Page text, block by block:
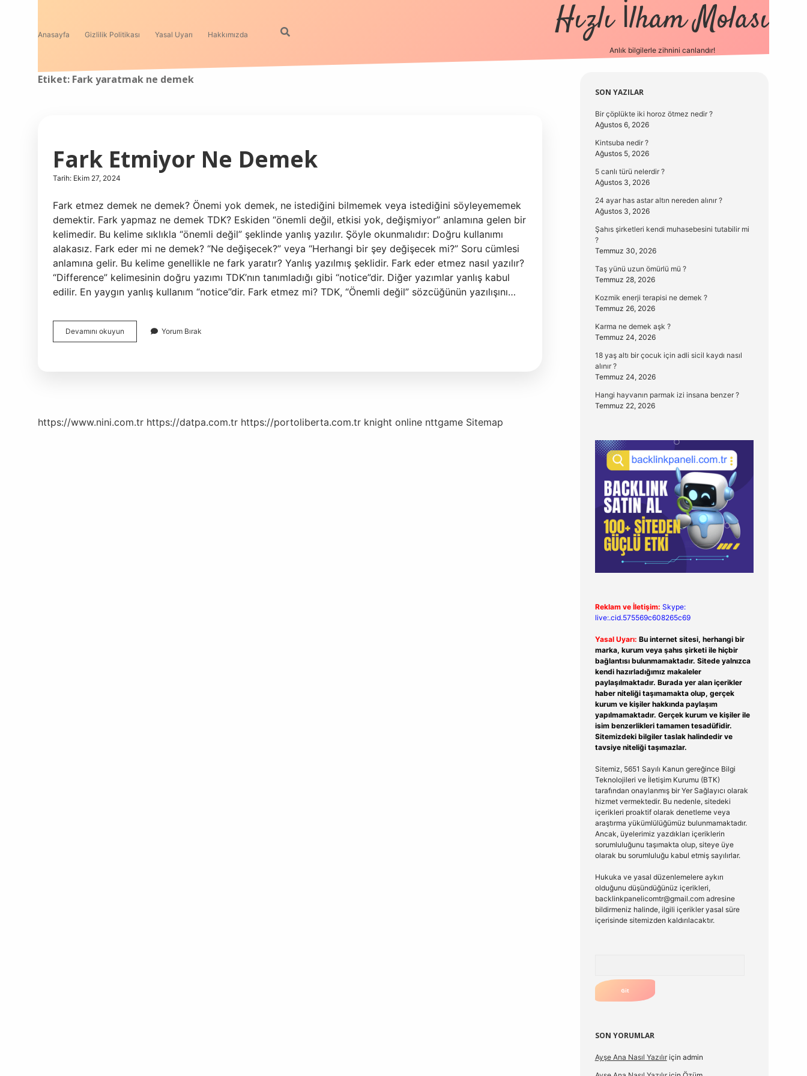
Anasayfa Gizlilik Politikası Yasal Uyarı Hakkımızda Hızlı İlham Molası
Anlık bilgilerle zihnini canlandır!
Etiket: Fark yaratmak ne demek
Fark Etmiyor Ne Demek
Tarih: Ekim 27, 2024
Fark etmez demek ne demek? Önemi yok demek, ne istediğini bilmemek veya istediğini söyleyememek
demektir. Fark yapmaz ne demek TDK? Eskiden “önemli değil, etkisi yok, değişmiyor” anlamına gelen bir
kelimedir. Bu kelime sıklıkla “önemli değil” şeklinde yanlış yazılır. Şöyle okunmalıdır: Doğru kullanımı
alakasız. Fark eder mi ne demek? “Ne değişecek?” veya “Herhangi bir şey değişecek mi?” Soru cümlesi
anlamına gelir. Bu kelime genellikle ne fark yaratır? Yanlış yazılmış şeklidir. Fark eder etmez nasıl yazılır?
“Difference” kelimesinin doğru yazımı TDK’nın tanımladığı gibi “notice”dir. Diğer yazımlar yanlış kabul
edilir. En yaygın yanlış kullanım “notice”dir. Fark etmez mi? TDK, “Önemli değil” sözcüğünün yazılışını…
Devamını okuyun
Etmiyor
Yorum Bırak
https://www.nini.com.tr https://datpa.com.tr https://portoliberta.com.tr knight online nttgame Sitemap
Sidebar
SON YAZILAR
Bir çöplükte iki horoz ötmez nedir ?
Ağustos 6, 2026
Kintsuba nedir ?
Ağustos 5, 2026
5 canlı türü nelerdir ?
Ağustos 3, 2026
24 ayar has astar altın nereden alınır ?
Ağustos 3, 2026
Şahıs şirketleri kendi muhasebesini tutabilir mi
?
Temmuz 30, 2026
Taş yünü uzun ömürlü mü ?
Temmuz 28, 2026
Kozmik enerji terapisi ne demek ?
Temmuz 26, 2026
Karma ne demek aşk ?
Temmuz 24, 2026
18 yaş altı bir çocuk için adli sicil kaydı nasıl
alınır ?
Temmuz 24, 2026
Hangi hayvanın parmak izi insana benzer ?
Temmuz 22, 2026
Reklam ve İletişim: Skype:
live:.cid.575569c608265c69
Yasal Uyarı: Bu internet sitesi, herhangi bir
marka, kurum veya şahıs şirketi ile hiçbir
bağlantısı bulunmamaktadır. Sitede yalnızca
kendi hazırladığımız makaleler
paylaşılmaktadır. Burada yer alan içerikler
haber niteliği taşımamakta olup, gerçek
kurum ve kişiler hakkında paylaşım
yapılmamaktadır. Gerçek kurum ve kişiler ile
isim benzerlikleri tamamen tesadüfidir.
Sitemizdeki bilgiler taslak halindedir ve
tavsiye niteliği taşımazlar.
Sitemiz, 5651 Sayılı Kanun gereğince Bilgi
Teknolojileri ve İletişim Kurumu (BTK)
tarafından onaylanmış bir Yer Sağlayıcı olarak
hizmet vermektedir. Bu nedenle, sitedeki
içerikleri proaktif olarak denetleme veya
araştırma yükümlülüğümüz bulunmamaktadır.
Ancak, üyelerimiz yazdıkları içeriklerin
sorumluluğunu taşımakta olup, siteye üye
olarak bu sorumluluğu kabul etmiş sayılırlar.
Hukuka ve yasal düzenlemelere aykırı
olduğunu düşündüğünüz içerikleri,
backlinkpanelicomtr@gmail.comadresine
bildirmeniz halinde, ilgili içerikler yasal süre
içerisinde sitemizden kaldırılacaktır.
SON YORUMLAR
Ayşe Ana Nasıl Yazılıriçin admin